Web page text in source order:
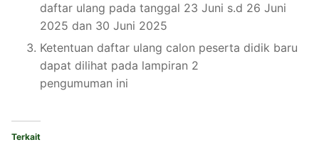
daftar ulang pada tanggal 23 Juni s.d 26 Juni
2025 dan 30 Juni 2025
Ketentuan daftar ulang calon peserta didik baru
dapat dilihat pada lampiran 2
pengumuman ini
Terkait